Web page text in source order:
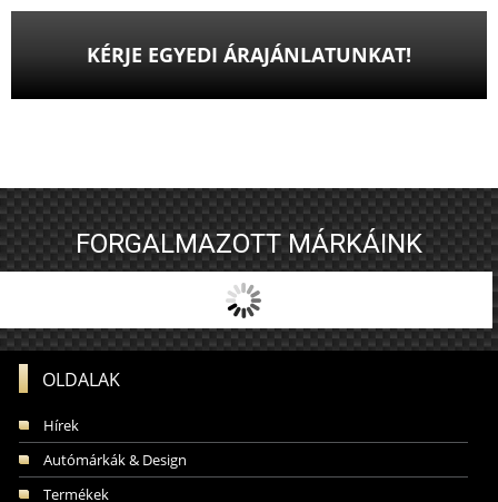
KÉRJE EGYEDI ÁRAJÁNLATUNKAT!
FORGALMAZOTT MÁRKÁINK
OLDALAK
Hírek
Autómárkák & Design
Termékek